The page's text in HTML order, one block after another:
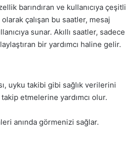
barındıran ve kullanıcıya çeşitli
çalışan bu saatler, mesaj
sunar. Akıllı saatler, sadece
bir yardımcı haline gelir.
uyku takibi gibi sağlık verilerini
etmelerine yardımcı olur.
anında görmenizi sağlar.